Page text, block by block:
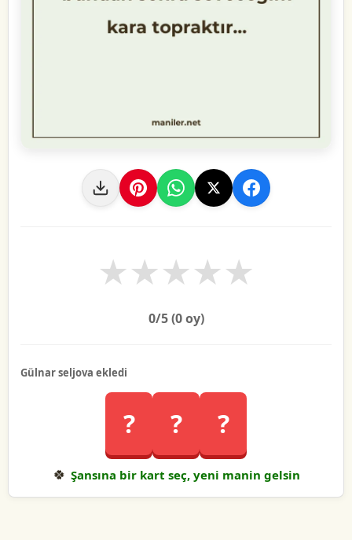
★
★
★
★
★
0/5 (0oy)
Gülnar seljova ekledi
? ? ?
🍀 Şansına bir kart seç, yeni manin gelsin